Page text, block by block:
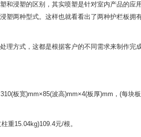
浸塑的区别，其实喷塑是针对室内产品的应
塑两种型式。这样也就看看出了两种护栏板拥
方式，这都是根据客户的不同需求来制作完
板宽)mm×85(波高)mm×4(板厚)mm，(每块
15.04kg)109.4元/根。